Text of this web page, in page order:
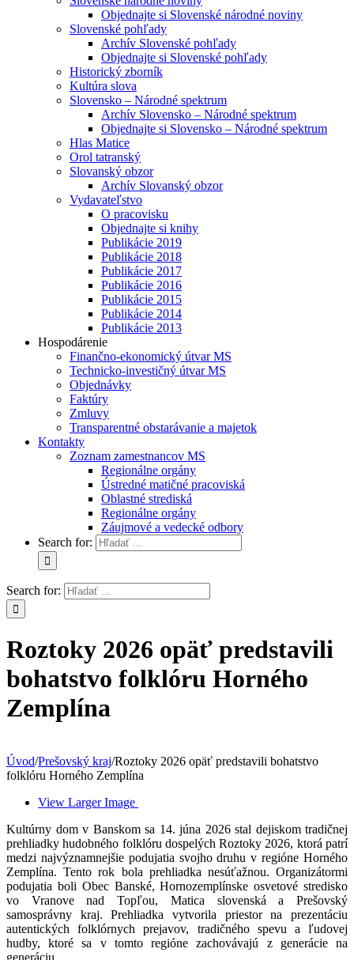
Objednajte si Slovenské národné noviny
Slovenské pohľady
Archív Slovenské pohľady
Objednajte si Slovenské pohľady
Historický zborník
Kultúra slova
Slovensko – Národné spektrum
Archív Slovensko – Národné spektrum
Objednajte si Slovensko – Národné spektrum
Hlas Matice
Orol tatranský
Slovanský obzor
Archív Slovanský obzor
Vydavateľstvo
O pracovisku
Objednajte si knihy
Publikácie 2019
Publikácie 2018
Publikácie 2017
Publikácie 2016
Publikácie 2015
Publikácie 2014
Publikácie 2013
Hospodárenie
Finančno-ekonomický útvar MS
Technicko-investičný útvar MS
Objednávky
Faktúry
Zmluvy
Transparentné obstarávanie a majetok
Kontakty
Zoznam zamestnancov MS
Regionálne orgány
Ústredné matičné pracoviská
Oblastné strediská
Regionálne orgány
Záujmové a vedecké odbory
Search for:
Search for:
Roztoky 2026 opäť predstavili
bohatstvo folklóru Horného
Zemplína
Úvod/Prešovský kraj/Roztoky 2026 opäť predstavili bohatstvo
folklóru Horného Zemplína
View Larger Image
Kultúrny dom v Banskom sa 14. júna 2026 stal dejiskom tradičnej
prehliadky hudobného folklóru dospelých Roztoky 2026, ktorá patrí
medzi najvýznamnejšie podujatia svojho druhu v regióne Horného
Zemplína. Tento rok bola prehliadka nesúťažnou. Organizátormi
podujatia boli Obec Banské, Hornozemplínske osvetové stredisko
vo Vranove nad Topľou, Matica slovenská a Prešovský
samosprávny kraj. Prehliadka vytvorila priestor na prezentáciu
autentických folklórnych prejavov, tradičného spevu a ľudovej
hudby, ktoré sa v tomto regióne zachovávajú z generácie na
generáciu.